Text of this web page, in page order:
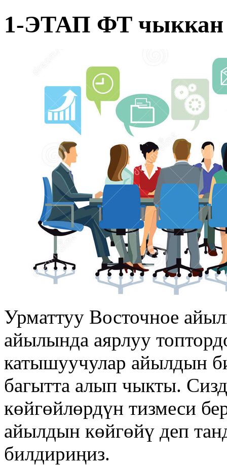
1-ЭТАП ФТ чыккан
Урматтуу Восточное
айылында аярлуу
катышуучулар айылдын
багытта алып чыкты.
көйгөйлөрдүн тизмеси
айылдын көйгөйү деп
билдириңиз.